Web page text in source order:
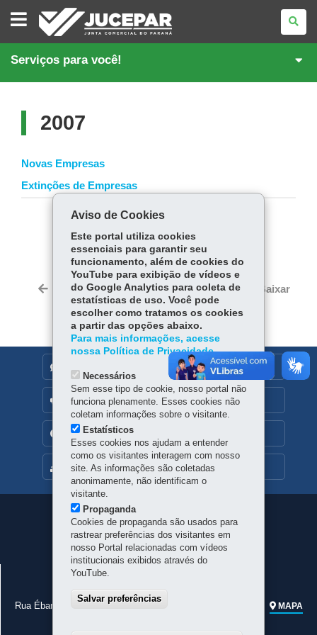
JUNTA
COMERCIAL
DO
PARANÁ
Serviços para você!
2007
Novas Empresas
Extinções de Empresas
Fa
ce
bo
ok
Tw
itt
er
ha
ts
Ap
p
Voltar Início Imprimir Baixar
MAPA DO SITE
OUVIDORIA
TRANSPARÊNCIA INSTITUCIONAL
Navegação
principal
JUNTA COMERCIAL DO PARANÁ
Rua Ébano Pereira, 309 - Centro-80410-240 MAPA
Aviso de Cookies
Este portal utiliza cookies
essenciais para garantir seu
funcionamento, além de cookies do
YouTube para exibição de vídeos e
do Google Analytics para coleta de
estatísticas de uso. Você pode
escolher como tratamos os cookies
a partir das opções abaixo.
Para mais informações, acesse
nossa Política de Privacidade.
Necessários
Sem esse tipo de cookie, nosso portal não
funciona plenamente. Esses cookies não
coletam informações sobre o visitante.
Estatísticos
Esses cookies nos ajudam a entender
como os visitantes interagem com nosso
site. As informações são coletadas
anonimamente, não identificam o
visitante.
Propaganda
Cookies de propaganda são usados para
rastrear preferências dos visitantes em
nosso Portal relacionadas com vídeos
institucionais exibidos através do
YouTube.
Salvar preferências